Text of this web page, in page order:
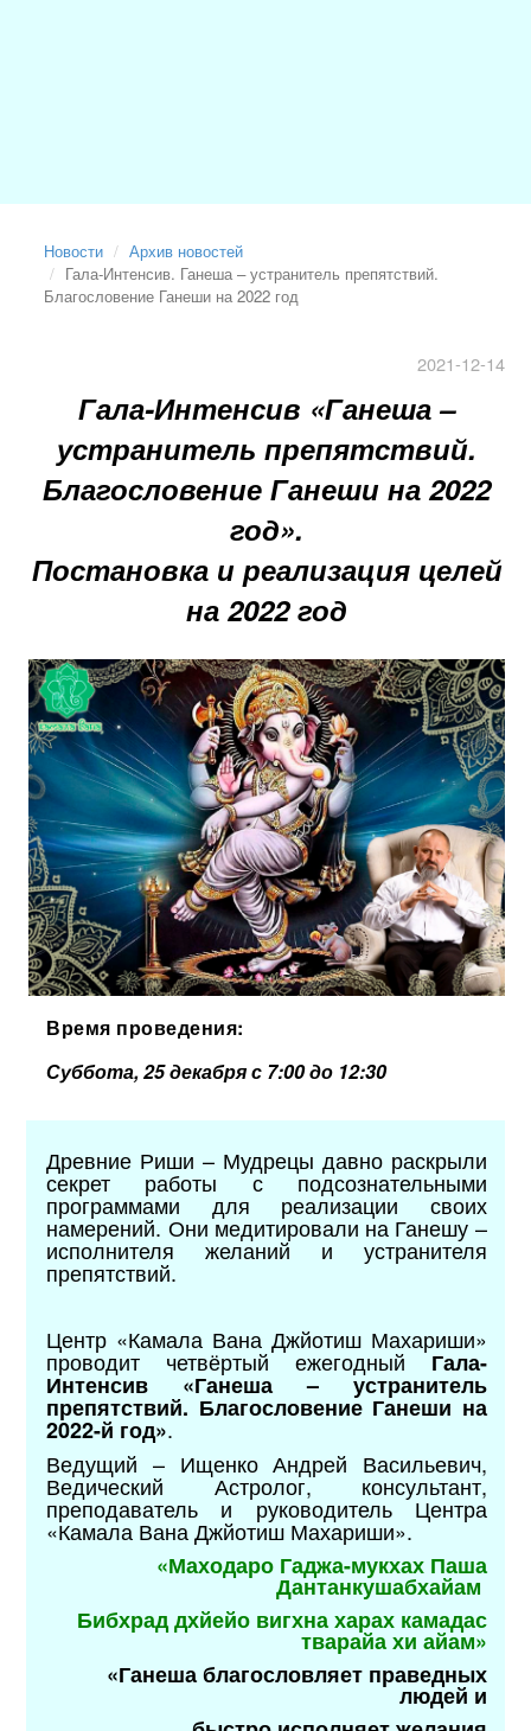
Новости
Архив новостей
Гала-Интенсив. Ганеша – устранитель препятствий.
Благословение Ганеши на 2022 год
2021-12-14
Гала-Интенсив «Ганеша –
устранитель препятствий.
Благословение Ганеши на 2022
год».
Постановка и реализация целей
на 2022 год
Время проведения:
Суббота, 25 декабря с 7:00 до 12:30
Древние Риши – Мудрецы давно раскрыли
секрет работы с подсознательными
программами для реализации своих
намерений. Они медитировали на Ганешу –
исполнителя желаний и устранителя
препятствий.
Центр «Камала Вана Джйотиш Махариши»
проводит четвёртый ежегодныйГала-
Интенсив «Ганеша – устранитель
препятствий. Благословение Ганеши на
2022-й год».
Ведущий – Ищенко Андрей Васильевич,
Ведический Астролог, консультант,
преподаватель и руководитель Центра
«Камала Вана Джйотиш Махариши».
«Маходаро Гаджа-мукхах Паша
Дантанкушабхайам
Бибхрад дхйейо вигхна харах камадас
тварайа хи айам»
«Ганеша благословляет праведных
людей и